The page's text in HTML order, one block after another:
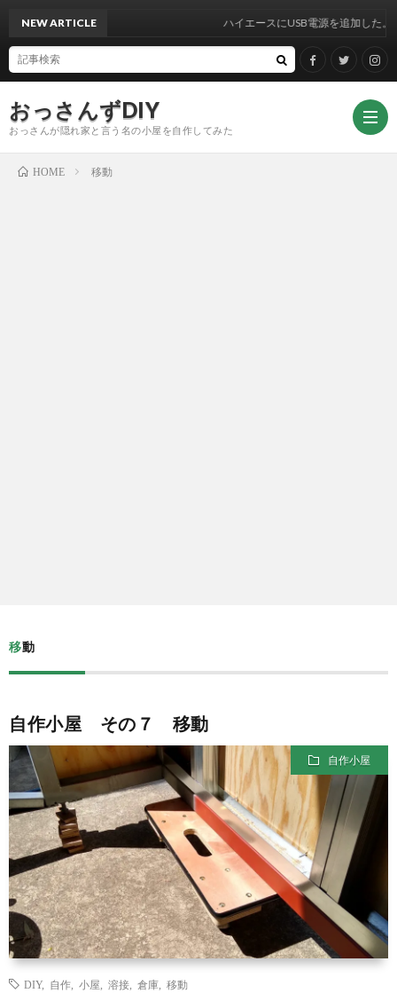
おっさんずDIY
おっさんが隠れ家と言う名の小屋を自作してみた
NEW ARTICLE ハイエースにUSB電源を追加した。
HOME 移動
移動
自作小屋 その７ 移動
自作小屋
DIY, 自作 小屋 溶接 倉庫 移動